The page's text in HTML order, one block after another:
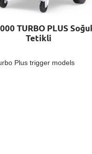
TURBO PLUS
Tetikli
Plus trigger models